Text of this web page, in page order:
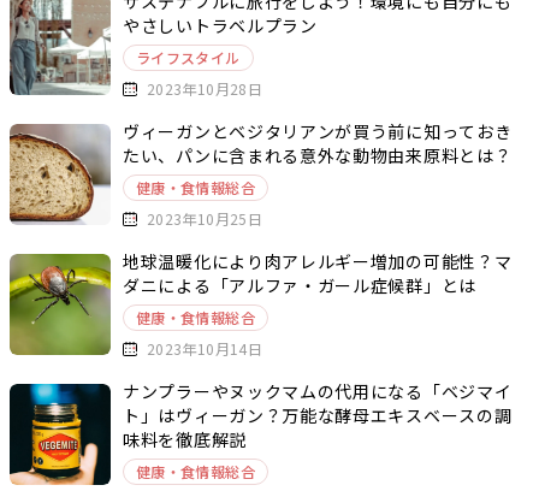
やさしいトラベルプラン
ライフスタイル
2023年10月28日
ヴィーガンとベジタリアンが買う前に知っておき
たい、パンに含まれる意外な動物由来原料とは？
健康・食情報総合
2023年10月25日
地球温暖化により肉アレルギー増加の可能性？マ
ダニによる「アルファ・ガール症候群」とは
健康・食情報総合
2023年10月14日
ナンプラーやヌックマムの代用になる「ベジマイ
ト」はヴィーガン？万能な酵母エキスベースの調
味料を徹底解説
健康・食情報総合